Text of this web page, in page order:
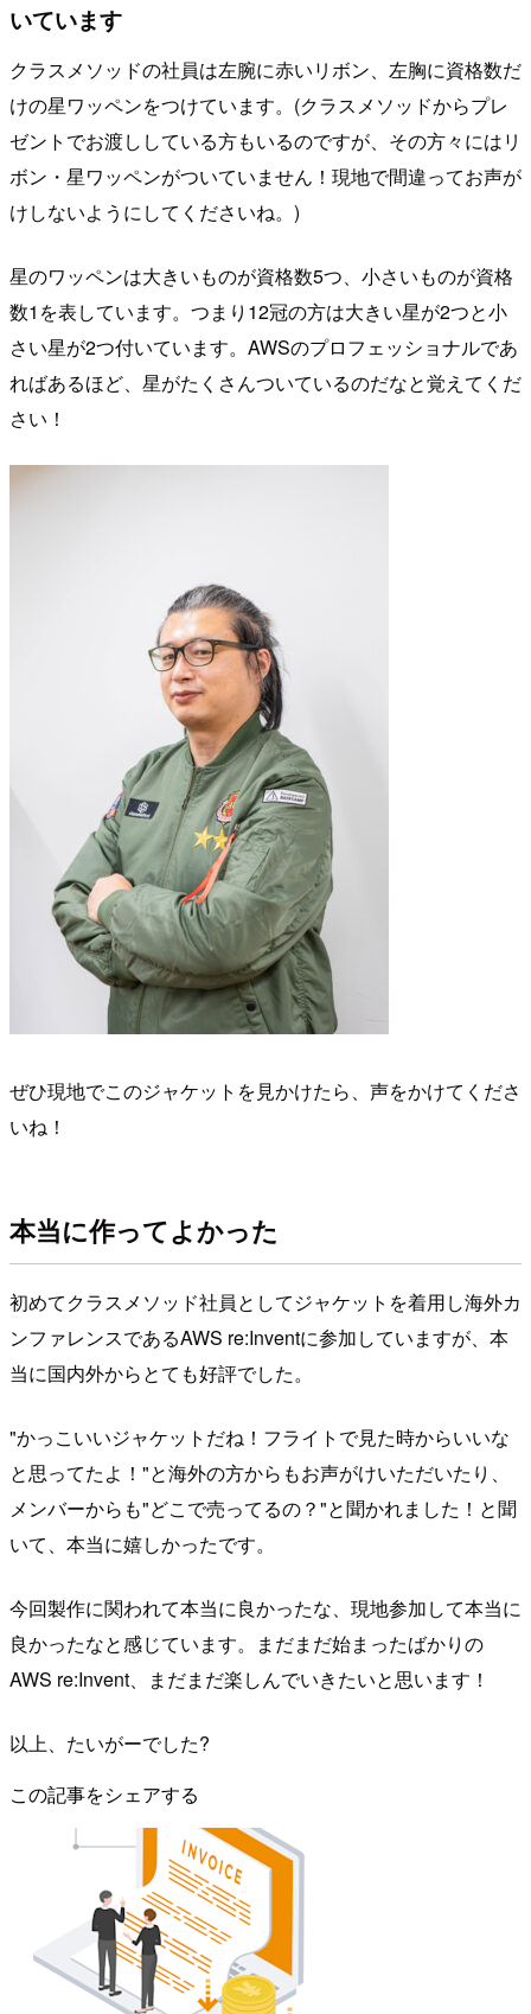
いています
クラスメソッドの社員は左腕に赤いリボン、左胸に資格数だ
けの星ワッペンをつけています。(クラスメソッドからプレ
ゼントでお渡ししている方もいるのですが、その方々にはリ
ボン・星ワッペンがついていません！現地で間違ってお声が
けしないようにしてくださいね。)
星のワッペンは大きいものが資格数5つ、小さいものが資格
数1を表しています。つまり12冠の方は大きい星が2つと小
さい星が2つ付いています。AWSのプロフェッショナルであ
ればあるほど、星がたくさんついているのだなと覚えてくだ
さい！
ぜひ現地でこのジャケットを見かけたら、声をかけてくださ
いね！
本当に作ってよかった
初めてクラスメソッド社員としてジャケットを着用し海外カ
ンファレンスであるAWS re:Inventに参加していますが、本
当に国内外からとても好評でした。
"かっこいいジャケットだね！フライトで見た時からいいな
と思ってたよ！"と海外の方からもお声がけいただいたり、
メンバーからも"どこで売ってるの？"と聞かれました！と聞
いて、本当に嬉しかったです。
今回製作に関われて本当に良かったな、現地参加して本当に
良かったなと感じています。まだまだ始まったばかりの
AWS re:Invent、まだまだ楽しんでいきたいと思います！
以上、たいがーでした?
この記事をシェアする